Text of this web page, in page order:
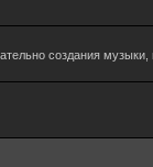
создания музыки,